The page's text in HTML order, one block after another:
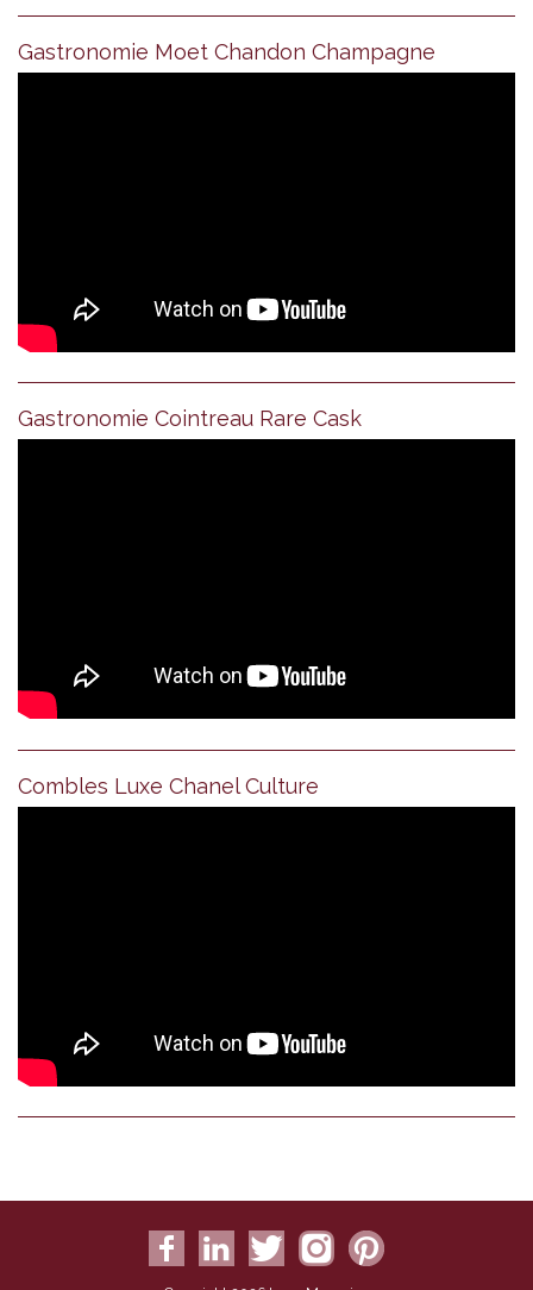
Gastronomie Moet Chandon Champagne
Gastronomie Cointreau Rare Cask
Combles Luxe Chanel Culture